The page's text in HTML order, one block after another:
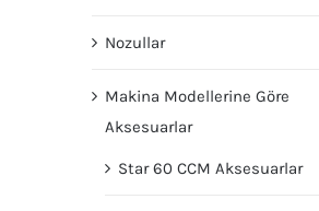
Nozullar
Makina Modellerine Göre
Aksesuarlar
Star 60 CCM Aksesuarlar